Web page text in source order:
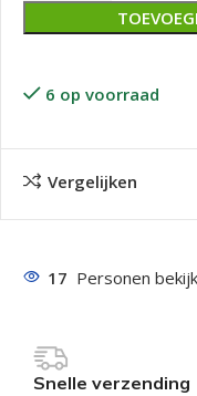
6 op voorraad
Vergelijken
17 Personen
Snelle verzending